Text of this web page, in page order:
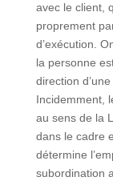
avec le client,
proprement
d’exécution.
la personne
direction
Incidemment,
au sens de la
dans le cadre
détermine
subordination